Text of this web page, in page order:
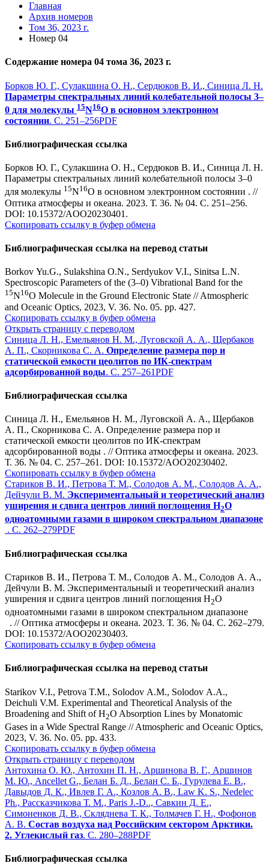
Главная
Архив номеров
Том 36, 2023 г.
Номер 04
Содержание номера 04 тома 36, 2023 г.
Борков Ю. Г., Сулакшина О. Н., Сердюков В. И., Синица Л. Н.
Параметры спектральных линий колебательной полосы 3–
0 для молекулы 15N16O в основном электронном
состоянии. С. 251–256PDF
Библиографическая ссылка
Борков Ю. Г., Сулакшина О. Н., Сердюков В. И., Синица Л. Н.
Параметры спектральных линий колебательной полосы 3–0
для молекулы 15N16O в основном электронном состоянии . //
Оптика атмосферы и океана. 2023. Т. 36. № 04. С. 251–256.
DOI: 10.15372/AOO20230401.
Скопировать ссылку в буфер обмена
Библиографическая ссылка на перевод статьи
Borkov Yu.G., Sulakshina O.N., Serdyukov V.I., Sinitsa L.N.
Spectroscopic Parameters of the (3–0) Vibrational Band for the
15N16O Molecule in the Ground Electronic State // Atmospheric
and Oceanic Optics, 2023, V. 36. No. 05. pp. 427.
Скопировать ссылку в буфер обмена
Открыть страницу с переводом
Синица Л. Н., Емельянов Н. М., Луговской А. А., Щербаков
А. П., Скорникова С. А. Определение размера пор и
статической емкости цеолитов по ИК-спектрам
адсорбированной воды. С. 257–261PDF
Библиографическая ссылка
Синица Л. Н., Емельянов Н. М., Луговской А. А., Щербаков
А. П., Скорникова С. А. Определение размера пор и
статической емкости цеолитов по ИК-спектрам
адсорбированной воды . // Оптика атмосферы и океана. 2023.
Т. 36. № 04. С. 257–261. DOI: 10.15372/AOO20230402.
Скопировать ссылку в буфер обмена
Стариков В. И., Петрова Т. М., Солодов А. М., Солодов А. А.,
Дейчули В. М. Экспериментальный и теоретический анализ
уширения и сдвига центров линий поглощения Н2О
одноатомными газами в широком спектральном диапазоне
. С. 262–279PDF
Библиографическая ссылка
Стариков В. И., Петрова Т. М., Солодов А. М., Солодов А. А.,
Дейчули В. М. Экспериментальный и теоретический анализ
уширения и сдвига центров линий поглощения Н2О
одноатомными газами в широком спектральном диапазоне
. // Оптика атмосферы и океана. 2023. Т. 36. № 04. С. 262–279.
DOI: 10.15372/AOO20230403.
Скопировать ссылку в буфер обмена
Библиографическая ссылка на перевод статьи
Starikov V.I., Petrova T.M., Solodov A.M., Solodov A.A.,
Deichuli V.M. Experimental and Theoretical Analysis of the
Broadening and Shift of H2O Absorption Lines by Monatomic
Gases in a Wide Spectral Range // Atmospheric and Oceanic Optics,
2023, V. 36. No. 05. pp. 433.
Скопировать ссылку в буфер обмена
Открыть страницу с переводом
Антохина О. Ю., Антохин П. Н., Аршинова В. Г., Аршинов
М. Ю., Ancellet G., Белан Б. Д., Белан С. Б., Гурулева Е. В.,
Давыдов Д. К., Ивлев Г. А., Козлов А. В., Law K. S., Nedelec
Ph., Рассказчикова Т. М., Paris J.-D.., Савкин Д. Е.,
Симоненков Д. В., Скляднева Т. К., Толмачев Г. Н., Фофонов
А. В. Состав воздуха над Российским сектором Арктики.
2. Углекислый газ. С. 280–288PDF
Библиографическая ссылка